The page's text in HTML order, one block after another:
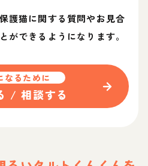
護猫に関する質問やお見合
ができるようになります。
なるために
/ 相談する